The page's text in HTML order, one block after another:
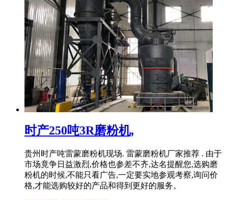
时产250吨3R磨粉机,
贵州时产吨雷蒙磨粉机现场. 雷蒙磨粉机厂家推荐 . 由于
市场竟争日益激烈,价格也参差不齐,达名提醒您,选购磨
粉机的时候,不能只看广告,一定要实地参观考察,询问价
格,才能选购较好的产品和得到更好的服务。